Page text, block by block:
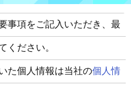
事項をご記入いただき、最
ください。
た個人情報は当社の個人情